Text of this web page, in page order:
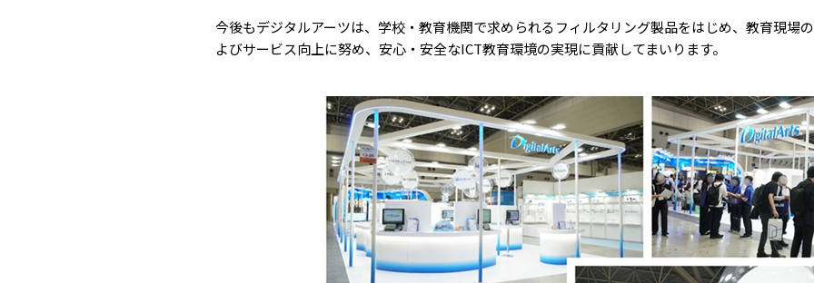
今後もデジタルアーツは、学校・教育機関で求められるフィルタリング製品をはじめ、教育現場
よびサービス向上に努め、安心・安全なICT教育環境の実現に貢献してまいります。